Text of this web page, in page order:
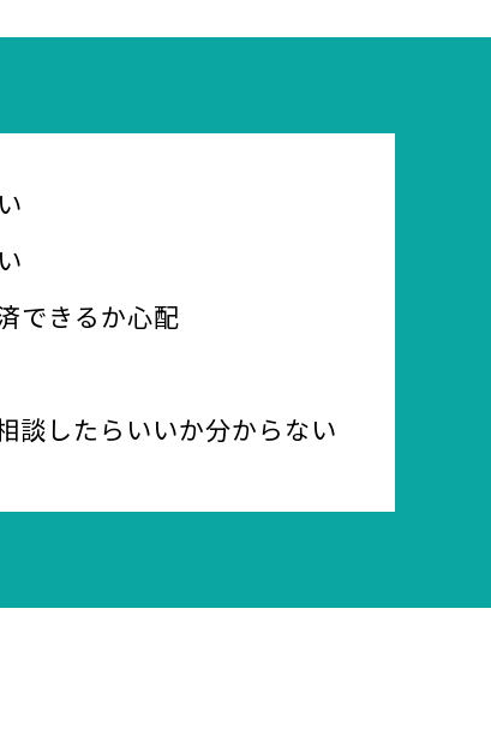
できるか心配
談したらいいか分からない